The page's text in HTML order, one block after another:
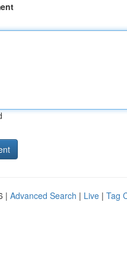
| Advanced Search | Live | Tag